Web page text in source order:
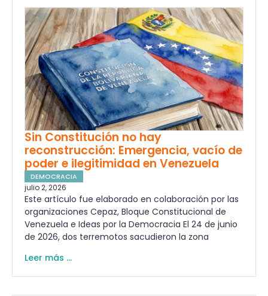
Sin Constitución no hay
reconstrucción: Emergencia, vacío de
poder e ilegitimidad en Venezuela
DEMOCRACIA
julio 2, 2026
Este artículo fue elaborado en colaboración por las
organizaciones Cepaz, Bloque Constitucional de
Venezuela e Ideas por la Democracia El 24 de junio
de 2026, dos terremotos sacudieron la zona
Leer más ...